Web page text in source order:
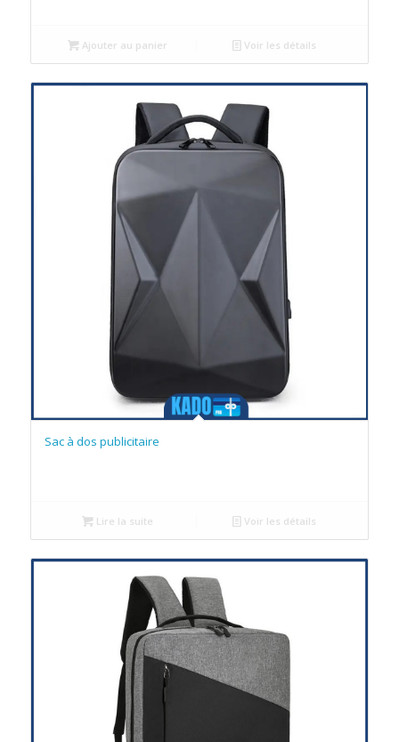
Ajouter au panier Voir les détails
Sac à dos publicitaire
Lire la suite Voir les détails